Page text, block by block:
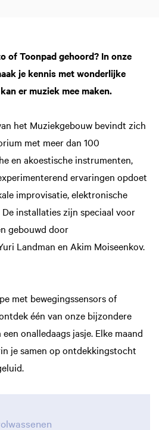
of Toonpad gehoord? In onze
je kennis met wonderlijke
er muziek mee maken.
het Muziekgebouw bevindt zich
met meer dan 100
en akoestische instrumenten,
ervaringen opdoet
improvisatie, elektronische
installaties zijn speciaal voor
gebouwd door
Landman en Akim Moiseenkov.
met bewegingssensors of
één van onze bijzondere
onalledaags jasje. Elke maand
je samen op ontdekkingstocht